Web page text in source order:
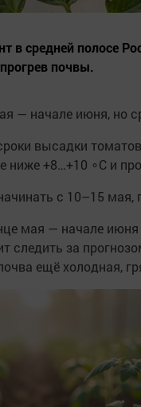
в средней полосе
почвы.
— начале июня, но
высадки
ниже +8…+10 ∘C и
с 10–15
мая — начале
следить за
ещё холодная,